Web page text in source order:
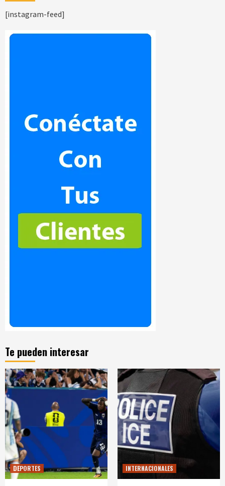
[instagram-feed]
Te pueden interesar
DEPORTES INTERNACIONALES